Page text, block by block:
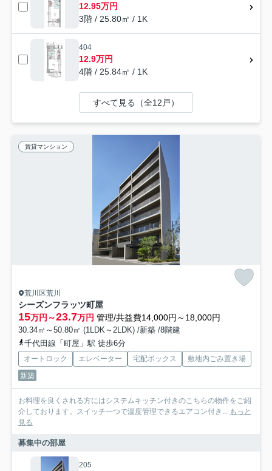
12.95万円
3階 / 25.80㎡ / 1K
404
12.9万円
4階 / 25.84㎡ / 1K
すべて見る（全12戸）
賃貸マンション
荒川区荒川
シーズンフラッツ町屋
15万円～23.7万円 管理/共益費14,000円～18,000円
30.34㎡～50.80㎡ (1LDK～2LDK) /新築 /8階建
千代田線「町屋」駅 徒歩6分
オートロック エレベーター 宅配ボックス
敷地内ごみ置き場
新築
お料理を良くされる方にはシステムキッチン付きのこちらの物件をご紹
介しております。スイッチ一つで温度管理できるエアコン付き...
もっと
見る
募集中の部屋
205